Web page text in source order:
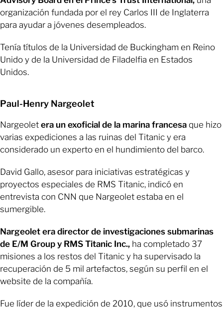
organización fundada por el rey Carlos III de Inglaterra
para ayudar a jóvenes desempleados.
Tenía títulos de la Universidad de Buckingham en Reino
Unido y de la Universidad de Filadelfia en Estados
Unidos.
Paul-Henry Nargeolet
Nargeolet era un exoficial de la marina francesa que hizo
varias expediciones a las ruinas del Titanic y era
considerado un experto en el hundimiento del barco.
David Gallo, asesor para iniciativas estratégicas y
proyectos especiales de RMS Titanic, indicó en
entrevista con CNN que Nargeolet estaba en el
sumergible.
Nargeolet era director de investigaciones submarinas
de E/M Group y RMS Titanic Inc., ha completado 37
misiones a los restos del Titanic y ha supervisado la
recuperación de 5 mil artefactos, según su perfil en el
website de la compañía.
Fue líder de la expedición de 2010, que usó instrumentos